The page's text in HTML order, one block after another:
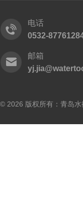
电话
0532-
邮箱
© 2026 版权所有：青岛